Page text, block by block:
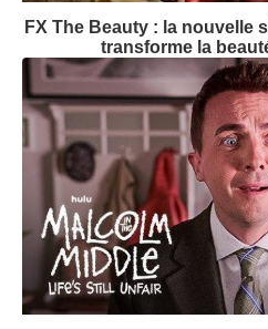
FX The Beauty : la nouvelle
transforme la